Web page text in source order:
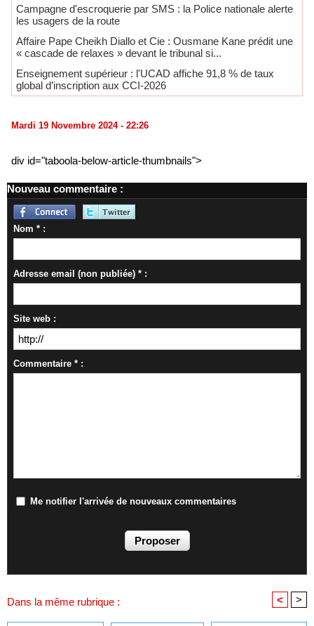
Campagne d'escroquerie par SMS : la Police nationale alerte
les usagers de la route
Affaire Pape Cheikh Diallo et Cie : Ousmane Kane prédit une
« cascade de relaxes » devant le tribunal si...
Enseignement supérieur : l'UCAD affiche 91,8 % de taux
global d’inscription aux CCI-2026
Mardi 19 Novembre 2024 - 22:26
div id="taboola-below-article-thumbnails">
Nouveau commentaire :
Nom * :
Adresse email (non publiée) * :
Site web :
Commentaire * :
Me notifier l'arrivée de nouveaux commentaires
Dans la même rubrique : < >